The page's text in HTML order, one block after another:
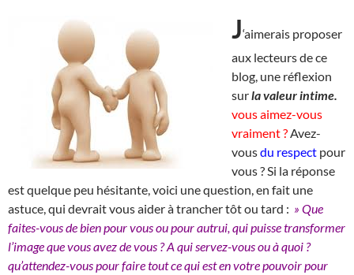
J‘aimerais proposer
aux lecteurs de ce
blog, une réflexion
surla valeur intime.
vous aimez-vous
vraiment ? Avez-
vousdu respect pour
vous ? Si la réponse
est quelque peu hésitante, voici une question, en fait une
astuce, qui devrait vous aider à trancher tôt ou tard : » Que
faites-vous de bien pour vous ou pour autrui, qui puisse transformer
l’image que vous avez de vous ? A qui servez-vous ou à quoi ?
qu’attendez-vous pour faire tout ce qui est en votre pouvoir pour